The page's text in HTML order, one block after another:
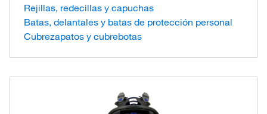
Rejillas, redecillas y capuchas
Batas, delantales y batas de protección personal
Cubrezapatos y cubrebotas